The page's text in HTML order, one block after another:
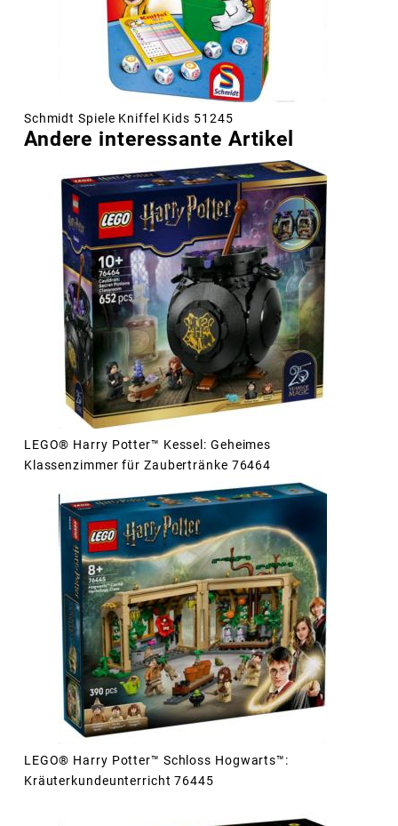
Schmidt Spiele Kniffel Kids 51245
Andere interessante Artikel
LEGO® Harry Potter™ Kessel: Geheimes
Klassenzimmer für Zaubertränke 76464
LEGO® Harry Potter™ Schloss Hogwarts™:
Kräuterkundeunterricht 76445